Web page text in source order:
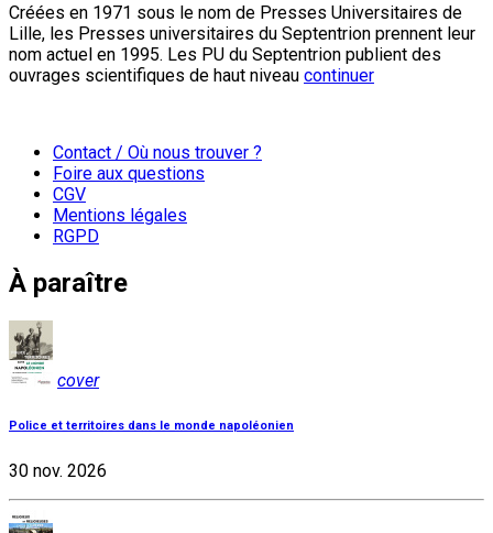
Créées en 1971 sous le nom de Presses Universitaires de
Lille, les Presses universitaires du Septentrion prennent leur
nom actuel en 1995. Les PU du Septentrion publient des
ouvrages scientifiques de haut niveau continuer
Contact / Où nous trouver ?
Foire aux questions
CGV
Mentions légales
RGPD
À paraître
cover
Police et territoires dans le monde napoléonien
30 nov. 2026